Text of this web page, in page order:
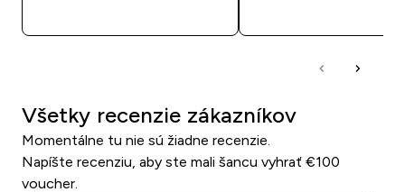
Všetky recenzie zákazníkov
Momentálne tu nie sú žiadne recenzie.
Napíšte recenziu, aby ste mali šancu vyhrať €100
voucher.